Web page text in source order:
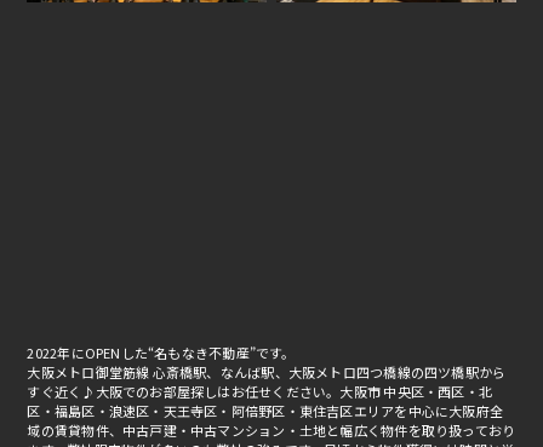
2022年にOPENした“名もなき不動産”です。
大阪メトロ御堂筋線 心斎橋駅、なんば駅、大阪メトロ四つ橋線の四ツ橋駅から
すぐ近く♪大阪でのお部屋探しはお任せください。大阪市 中央区・西区・北
区・福島区・浪速区・天王寺区・阿倍野区・東住吉区エリアを中心に大阪府全
域の賃貸物件、中古戸建・中古マンション・土地と幅広く物件を取り扱っており